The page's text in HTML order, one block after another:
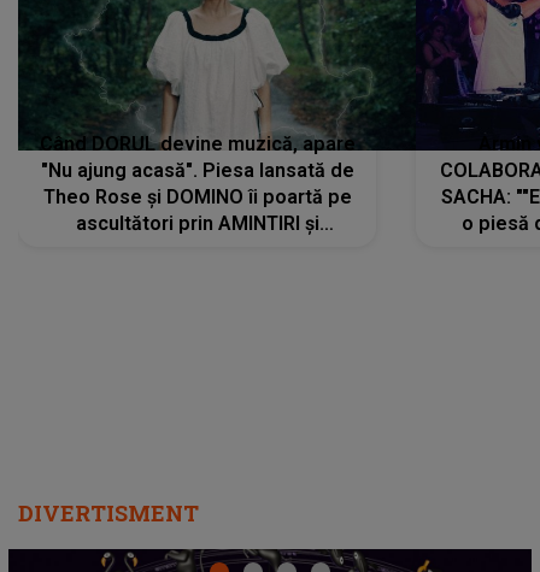
Când DORUL devine muzică, apare
"Nu ajung acasă". Piesa lansată de
Theo Rose și DOMINO îi poartă pe
ascultători prin AMINTIRI și
SACHA:
o piesă
DIVERTISMENT